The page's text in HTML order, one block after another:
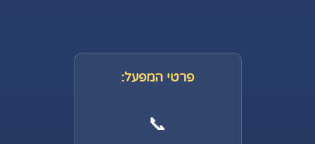
פרטי המפעל:
📞